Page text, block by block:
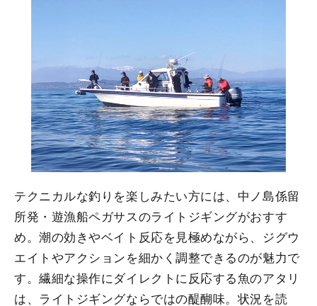
テクニカルな釣りを楽しみたい方には、中ノ島係留
所発・遊漁船ペガサスのライトジギングがおすす
め。潮の効きやベイト反応を見極めながら、ジグウ
エイトやアクションを細かく調整できるのが魅力で
す。繊細な操作にダイレクトに反応する魚のアタリ
は、ライトジギングならではの醍醐味。状況を読